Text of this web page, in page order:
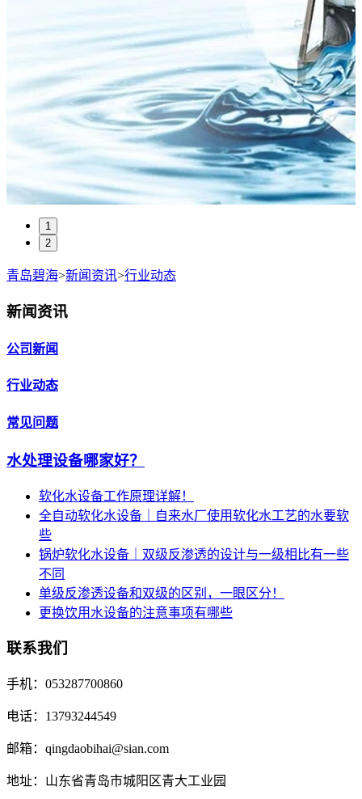
1
2
青岛碧海>新闻资讯>行业动态
新闻资讯
公司新闻
行业动态
常见问题
水处理设备哪家好？
软化水设备工作原理详解！
全自动软化水设备｜自来水厂使用软化水工艺的水要软
些
锅炉软化水设备｜双级反渗透的设计与一级相比有一些
不同
单级反渗透设备和双级的区别，一眼区分！
更换饮用水设备的注意事项有哪些
联系我们
手机：053287700860
电话：13793244549
邮箱：qingdaobihai@sian.com
地址：山东省青岛市城阳区青大工业园